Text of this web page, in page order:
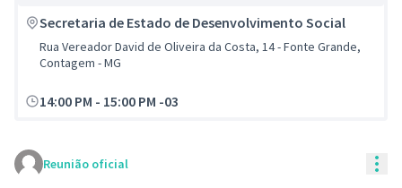
Secretaria de Estado de Desenvolvimento Social
Rua Vereador David de Oliveira da Costa, 14 - Fonte Grande,
Contagem - MG
14:00 PM - 15:00 PM -03
Reunião oficial